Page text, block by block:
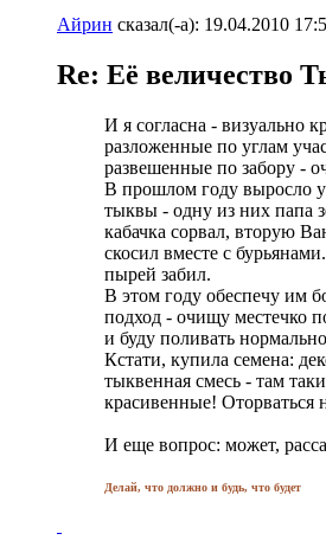
Айрин сказал(-а): 19.04.2010
Re: Её величество
И я согласна - визуально
разложенные по углам
развешенные по забору -
В прошлом году выросло у
тыквы - одну из них папа
кабачка сорвал, вторую
скосил вместе с
пырей забил.
В этом году обеспечу им
подход - очищу местечко
и буду поливать
Кстати, купила семена:
тыквенная смесь - там
красивенные! Оторваться
И еще вопрос: может,
Делай, что должно и будь, что будет